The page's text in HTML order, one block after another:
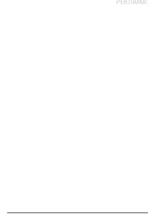
РЕКЛАМА: